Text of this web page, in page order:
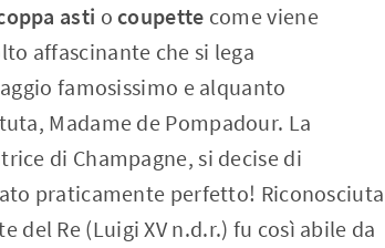
asti ocoupette come viene
affascinante che si lega
famosissimo e alquanto
Madame de Pompadour. La
di Champagne, si decise di
praticamente perfetto! Riconosciuta
del Re (Luigi XV n.d.r.) fu così abile da